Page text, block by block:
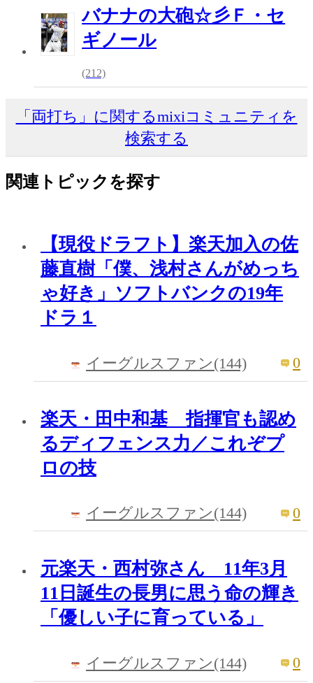
バナナの大砲☆彡Ｆ・セ
ギノール
(212)
「両打ち」に関するmixiコミュニティを
検索する
関連トピックを探す
【現役ドラフト】楽天加入の佐
藤直樹「僕、浅村さんがめっち
ゃ好き」ソフトバンクの19年
ドラ１
イーグルスファン(144) 0
楽天・田中和基 指揮官も認め
るディフェンス力／これぞプ
ロの技
イーグルスファン(144) 0
元楽天・西村弥さん 11年3月
11日誕生の長男に思う命の輝き
「優しい子に育っている」
イーグルスファン(144) 0